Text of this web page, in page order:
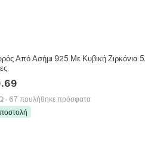
Από Ασήμι 925 Με Κυβική
· 67 πουλήθηκε πρόσφατα